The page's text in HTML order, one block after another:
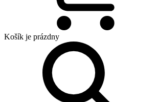
Košík je prázdny